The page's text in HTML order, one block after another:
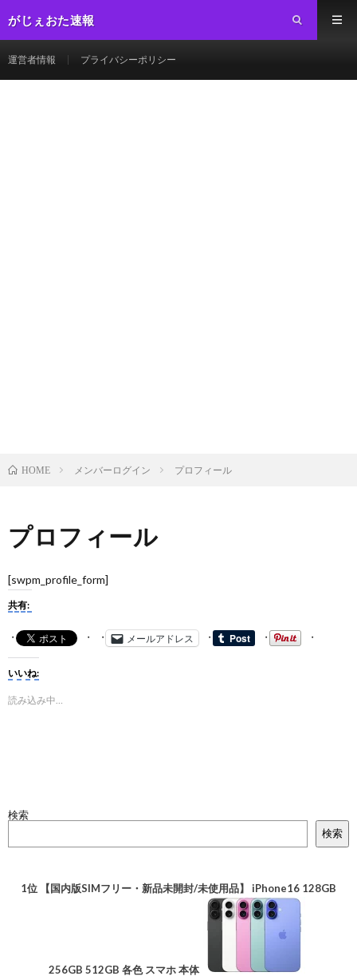
がじぇおた速報
運営者情報 プライバシーポリシー
HOME メンバーログイン プロフィール
プロフィール
[swpm_profile_form]
共有:
メールアドレス
いいね:
読み込み中…
検索
検索
1位 【国内版SIMフリー・新品未開封/未使用品】 iPhone16 128GB
256GB 512GB 各色 スマホ 本体